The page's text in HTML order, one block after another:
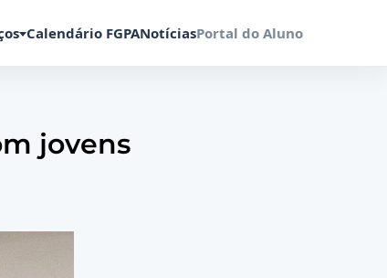
Calendário FGPANotíciasPortal do Aluno
jovens